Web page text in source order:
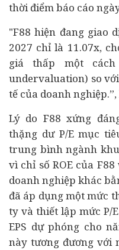
thời điểm báo cáo
"F88 hiện đang giao
2027 chỉ là 11.07x,
giá thấp một
undervaluation) so
tế của doanh nghiệp.”,
Lý do F88 xứng
thặng dư P/E mục
trung bình ngành
vì chỉ số ROE của
doanh nghiệp khác
đã áp dụng một mức
ty và thiết lập mức P/
EPS dự phóng cho
này tương đương với